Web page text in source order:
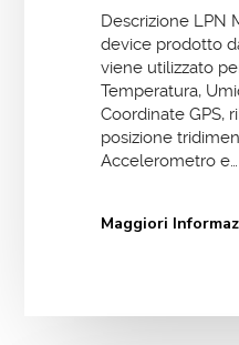
Descrizione LPN
device prodotto
viene utilizzato
Temperatura,
Coordinate GPS,
posizione
Accelerometro e…
Maggiori